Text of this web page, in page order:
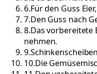
6.Für den Guss
7.Den Guss nach
8.Das vorbereitete
nehmen.
9.
10.Die